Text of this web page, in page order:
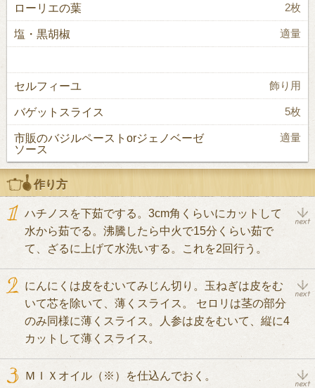
ローリエの葉 2枚
塩・黒胡椒 適量
セルフィーユ 飾り用
バゲットスライス 5枚
市販のバジルペーストorジェノベーゼ
ソース
適量
作り方
ハチノスを下茹でする。3cm角くらいにカットして
水から茹でる。沸騰したら中火で15分くらい茹で
て、ざるに上げて水洗いする。これを2回行う。
にんにくは皮をむいてみじん切り。玉ねぎは皮をむ
いて芯を除いて、薄くスライス。 セロリは茎の部分
のみ同様に薄くスライス。人参は皮をむいて、縦に4
カットして薄くスライス。
ＭＩＸオイル（※）を仕込んでおく。